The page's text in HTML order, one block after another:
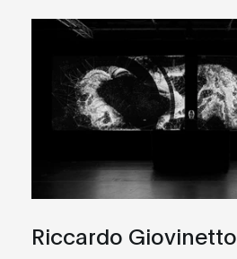
Riccardo Giovinetto